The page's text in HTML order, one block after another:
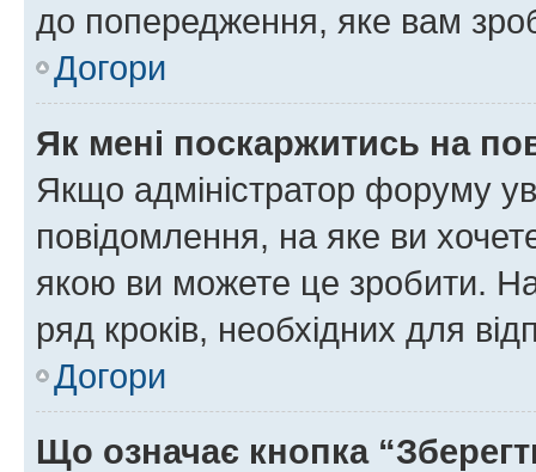
до попередження, яке вам
Догори
Як мені поскаржитись на
Якщо адміністратор форуму
повідомлення, на яке ви
якою ви можете це зробити.
ряд кроків, необхідних для
Догори
Що означає кнопка